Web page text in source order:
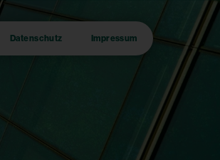
Datenschutz Impressum